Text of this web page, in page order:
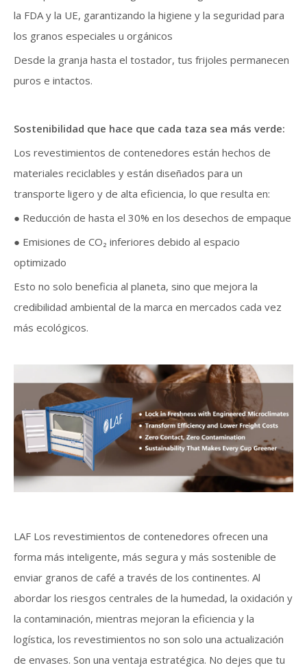
la FDA y la UE, garantizando la higiene y la seguridad para
los granos especiales u orgánicos
Desde la granja hasta el tostador, tus frijoles permanecen
puros e intactos.
Sostenibilidad que hace que cada taza sea más verde:
Los revestimientos de contenedores están hechos de
materiales reciclables y están diseñados para un
transporte ligero y de alta eficiencia, lo que resulta en:
● Reducción de hasta el 30% en los desechos de empaque
● Emisiones de CO₂ inferiores debido al espacio
optimizado
Esto no solo beneficia al planeta, sino que mejora la
credibilidad ambiental de la marca en mercados cada vez
más ecológicos.
LAF Los revestimientos de contenedores ofrecen una
forma más inteligente, más segura y más sostenible de
enviar granos de café a través de los continentes. Al
abordar los riesgos centrales de la humedad, la oxidación y
la contaminación, mientras mejoran la eficiencia y la
logística, los revestimientos no son solo una actualización
de envases. Son una ventaja estratégica. No dejes que tu